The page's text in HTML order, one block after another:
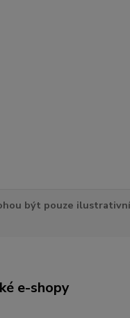
být pouze
e-shopy